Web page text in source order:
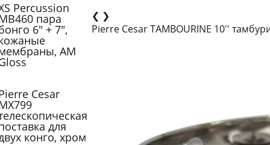
Percussion
пара
6" + 7",
AM
Cesar
для
конго, хром
❮ ❯
Pierre Cesar TAMBOURINE 10''